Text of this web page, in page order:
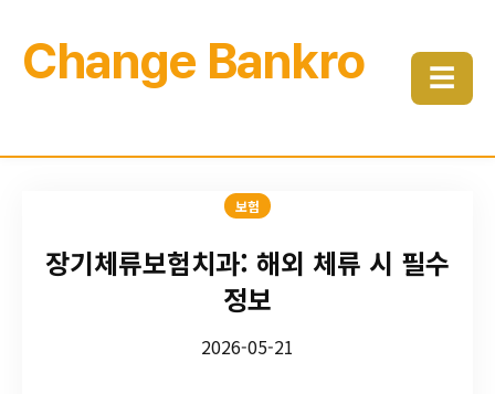
Change Bankro ☰
보험
장기체류보험치과: 해외 체류 시 필수
정보
2026-05-21